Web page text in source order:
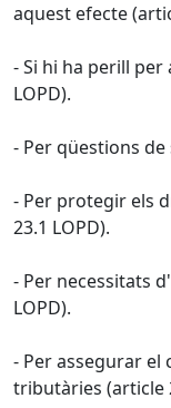
aquest efecte
- Si hi ha perill per
LOPD).
- Per qüestions
- Per protegir els
23.1 LOPD).
- Per necessitats
LOPD).
- Per assegurar el
tributàries (article